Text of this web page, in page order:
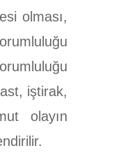
olması,
iştirak,
olayın